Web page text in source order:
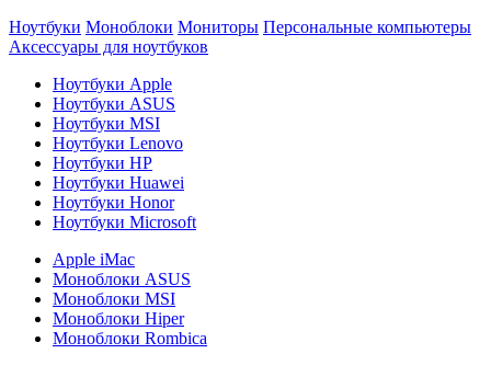
Ноутбуки Моноблоки Мониторы Персональные компьютеры
Аксессуары для ноутбуков
Ноутбуки Apple
Ноутбуки ASUS
Ноутбуки MSI
Ноутбуки Lenovo
Ноутбуки HP
Ноутбуки Huawei
Ноутбуки Honor
Ноутбуки Microsoft
Apple iMac
Моноблоки ASUS
Моноблоки MSI
Моноблоки Hiper
Моноблоки Rombica